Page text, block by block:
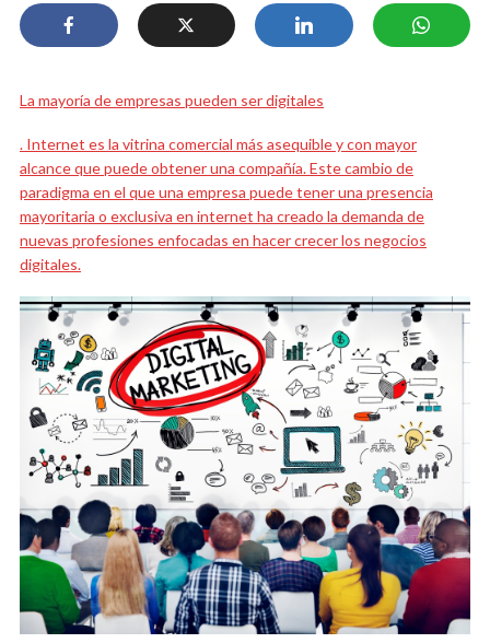
La mayoría de empresas pueden ser digitales
. Internet es la vitrina comercial más asequible y con mayor
alcance que puede obtener una compañía. Este cambio de
paradigma en el que una empresa puede tener una presencia
mayoritaria o exclusiva en internet ha creado la demanda de
nuevas profesiones enfocadas en hacer crecer los negocios
digitales.